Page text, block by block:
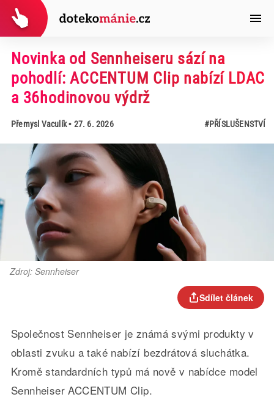
Novinka od Sennheiseru sází na
pohodlí: ACCENTUM Clip nabízí LDAC
a 36hodinovou výdrž
Přemysl Vaculík• 27. 6. 2026 #PŘÍSLUŠENSTVÍ
Zdroj: Sennheiser
Sdílet článek
Společnost Sennheiser je známá svými produkty v
oblasti zvuku a také nabízí bezdrátová sluchátka.
Kromě standardních typů má nově v nabídce model
Sennheiser ACCENTUM Clip.